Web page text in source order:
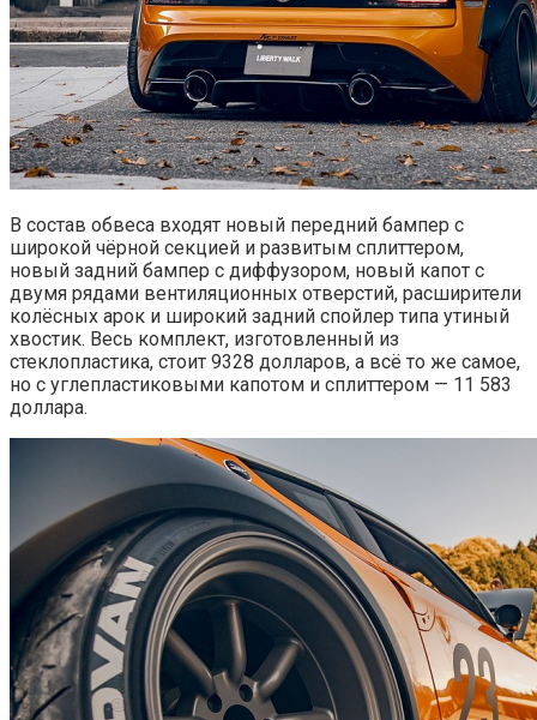
В состав обвеса входят новый передний бампер с
широкой чёрной секцией и развитым сплиттером,
новый задний бампер с диффузором, новый капот с
двумя рядами вентиляционных отверстий, расширители
колёсных арок и широкий задний спойлер типа утиный
хвостик. Весь комплект, изготовленный из
стеклопластика, стоит 9328 долларов, а всё то же самое,
но с углепластиковыми капотом и сплиттером — 11 583
доллара.